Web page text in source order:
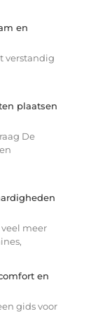
en
verstandig
plaatsen
De
meer
en
gids voor